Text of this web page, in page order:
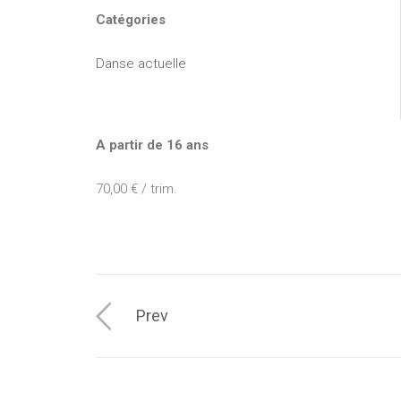
Catégories
Danse actuelle
A partir de 16 ans
70,00 € / trim.
Prev